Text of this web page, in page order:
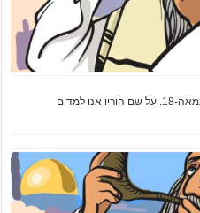
רבי ברוך בר שלמה פיתוסי זצ"ל חי בתוניס במאה-18. על שם הוריו אנו למדים